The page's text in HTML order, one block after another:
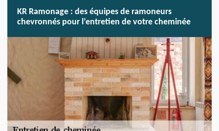
KR Ramonage : des équipes de ramoneurs
chevronnés pour l’entretien de votre cheminée